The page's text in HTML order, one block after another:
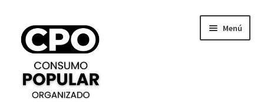
navegación
contenido
Menú